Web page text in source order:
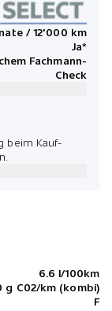
/ 12'000 km
Ja*
Fachmann-
Check
beim Kauf-
6.6 l/100km
g C02/km (kombi)
F